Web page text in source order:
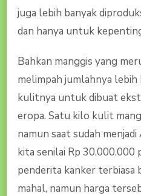
juga lebih banyak
dan hanya untuk
Bahkan manggis yang
melimpah jumlahnya lebih
kulitnya untuk dibuat
eropa. Satu kilo kulit
namun saat sudah
kita senilai Rp 30.000.000
penderita kanker terbiasa
mahal, namun harga